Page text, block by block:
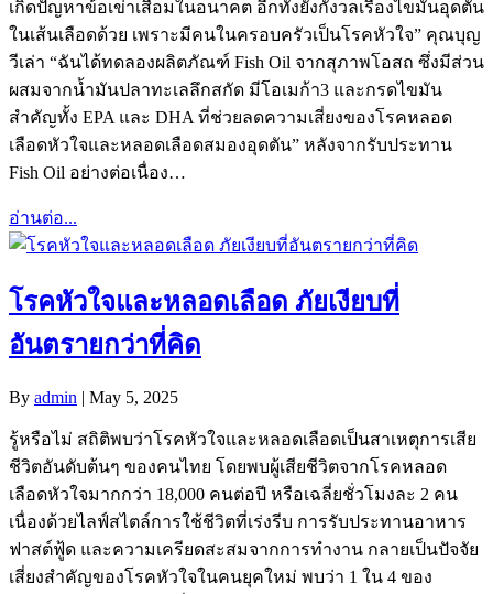
เกิดปัญหาข้อเข่าเสื่อมในอนาคต อีกทั้งยังกังวลเรื่องไขมันอุดตัน
ในเส้นเลือดด้วย เพราะมีคนในครอบครัวเป็นโรคหัวใจ” คุณบุญ
วีเล่า “ฉันได้ทดลองผลิตภัณฑ์ Fish Oil จากสุภาพโอสถ ซึ่งมีส่วน
ผสมจากน้ำมันปลาทะเลลึกสกัด มีโอเมก้า3 และกรดไขมัน
สำคัญทั้ง EPA และ DHA ที่ช่วยลดความเสี่ยงของโรคหลอด
เลือดหัวใจและหลอดเลือดสมองอุดตัน” หลังจากรับประทาน
Fish Oil อย่างต่อเนื่อง…
อ่านต่อ...
โรคหัวใจและหลอดเลือด ภัยเงียบที่
อันตรายกว่าที่คิด
By admin | May 5, 2025
รู้หรือไม่ สถิติพบว่าโรคหัวใจและหลอดเลือดเป็นสาเหตุการเสีย
ชีวิตอันดับต้นๆ ของคนไทย โดยพบผู้เสียชีวิตจากโรคหลอด
เลือดหัวใจมากกว่า 18,000 คนต่อปี หรือเฉลี่ยชั่วโมงละ 2 คน
เนื่องด้วยไลฟ์สไตล์การใช้ชีวิตที่เร่งรีบ การรับประทานอาหาร
ฟาสต์ฟู้ด และความเครียดสะสมจากการทำงาน กลายเป็นปัจจัย
เสี่ยงสำคัญของโรคหัวใจในคนยุคใหม่ พบว่า 1 ใน 4 ของ